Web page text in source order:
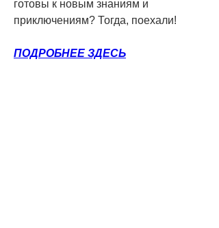
готовы к новым знаниям и
приключениям? Тогда, поехали!
ПОДРОБНЕЕ ЗДЕСЬ